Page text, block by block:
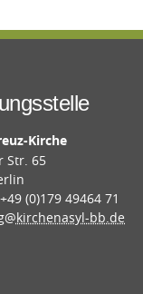
Kirche
Str. 65
(0)179 49464 71
bb.de